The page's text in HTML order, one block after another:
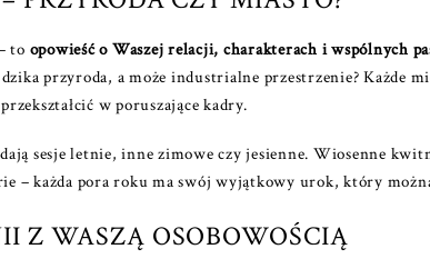
to opowieść o Waszej relacji, charakterach i wspólnych
przyroda, a może industrialne przestrzenie? Każde
w poruszające kadry.
sesje letnie, inne zimowe czy jesienne. Wiosenne
– każda pora roku ma swój wyjątkowy urok, który
Z WASZĄ OSOBOWOŚCIĄ